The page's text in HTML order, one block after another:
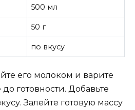
500 мл
50 г
по вкусу
его молоком и варите
готовности. Добавьте
Залейте готовую массу